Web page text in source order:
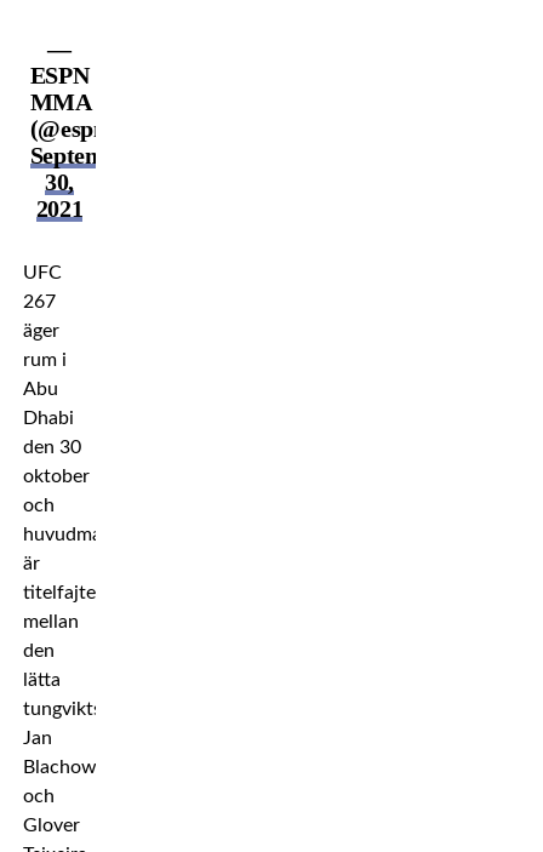
—
ESPN
MMA
(@espnmma)
September
30,
2021
UFC
267
äger
rum i
Abu
Dhabi
den 30
oktober
och
huvudmatchen
är
titelfajten
mellan
den
lätta
tungviktsmästaren
Jan
Blachowicz
och
Glover